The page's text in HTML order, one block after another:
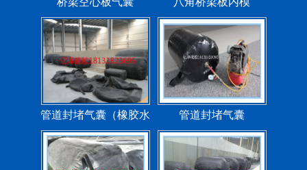
管道封堵气囊（橡胶水
堵）
管道封堵气囊
污水管道封堵气囊 管道堵水气囊